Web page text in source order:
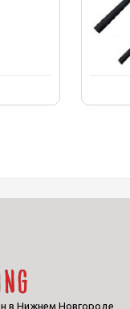
в Нижнем Новгороде